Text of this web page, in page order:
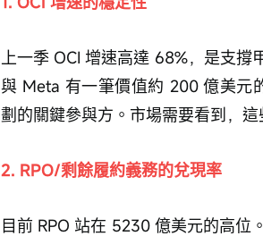
上一季 OCI 增速高達 68%，是支撐
與 Meta 有一筆價值約 200 億美元
劃的關鍵參與方。市場需要看到，
2. RPO/剩餘履約義務的兌現率
目前 RPO 站在 5230 億美元的高位